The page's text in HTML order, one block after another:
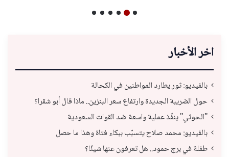
اخر الأخبار
بالفيديو: ثور يطارد المواطنين في الكحالة
حول الضريبة الجديدة وارتفاع سعر البنزين.. ماذا قال أبو شقرا؟
"الحوثي" ينفّذ عملية واسعة ضد القوات السعودية
بالفيديو: محمد صلاح يتسبّب ببكاء فتاة وهذا ما حصل
طفلة في برج حمود.. هل تعرفون عنها شيئًا؟